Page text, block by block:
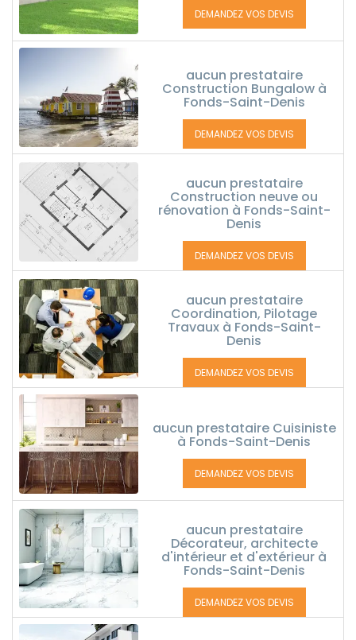
DEMANDEZ VOS DEVIS
aucun prestataire
Construction Bungalow à
Fonds-Saint-Denis
DEMANDEZ VOS DEVIS
aucun prestataire
Construction neuve ou
rénovation à Fonds-Saint-
Denis
DEMANDEZ VOS DEVIS
aucun prestataire
Coordination, Pilotage
Travaux à Fonds-Saint-
Denis
DEMANDEZ VOS DEVIS
aucun prestataire Cuisiniste
à Fonds-Saint-Denis
DEMANDEZ VOS DEVIS
aucun prestataire
Décorateur, architecte
d'intérieur et d'extérieur à
Fonds-Saint-Denis
DEMANDEZ VOS DEVIS